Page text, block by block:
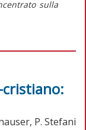
sulla
P. Stefani